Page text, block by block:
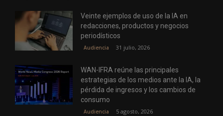
Veinte ejemplos de uso de la IA en
redacciones, productos y negocios
periodísticos
Audiencia 31 julio, 2026
WAN-IFRA reúne las principales
estrategias de los medios ante la IA, la
pérdida de ingresos y los cambios de
consumo
Audiencia 5 agosto, 2026